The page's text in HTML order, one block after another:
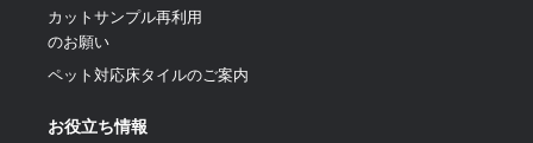
カットサンプル再利用
のお願い
ペット対応床タイルのご案内
お役立ち情報